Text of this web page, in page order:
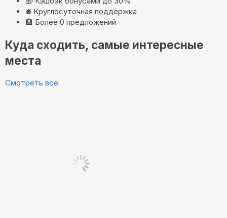
🛎️ Круглосуточная поддержка
🏨 Более 0 предложений
Куда сходить, самые интересные
места
Смотреть все